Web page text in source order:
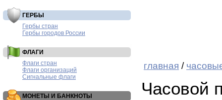
ГЕРБЫ
Гербы стран
Гербы городов России
ФЛАГИ
Флаги стран
Флаги организаций
Сигнальные флаги
МОНЕТЫ И БАНКНОТЫ
главная /
Часовой